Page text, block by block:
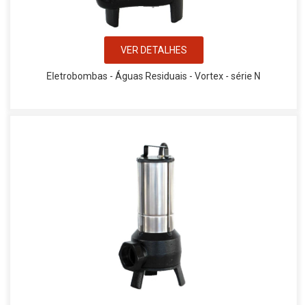
VER DETALHES
Eletrobombas - Águas Residuais - Vortex - série N